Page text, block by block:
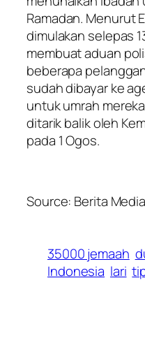
Ramadan. Menurut
dimulakan selepas
membuat aduan
beberapa
sudah dibayar ke
untuk umrah
ditarik balik oleh
pada 1 Ogos.
Source: Berita
35000 jemaah
Indonesia lari